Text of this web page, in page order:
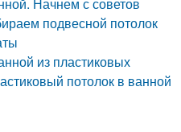
подвесной потолок
из пластиковых
потолок в ванной